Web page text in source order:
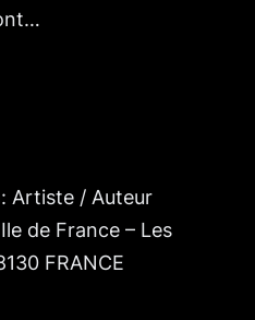
Artiste / Auteur
de France – Les
FRANCE